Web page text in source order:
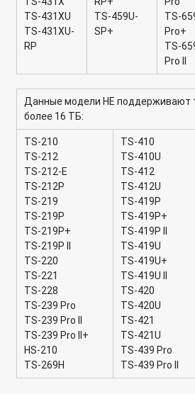
устройство?
Каким образом создать
гостевой ОС в Virtualization Station?
Station) в сетевых накопителях
Использование сетевого
Firewall
Как перенести физическую машину
для подключения к Virtualization
vCenter Converter?
Установка и настройка Container
накопителях QNAP
Сообщение "The file system is not
you go to run "Check File System" в
делать?
О чем сигнализируют звуковые
светодиодных индикаторов на
Что означают ошибки,
TS-431XU
TS-431XU-
RP
TS-459U-
SP+
TS-
Pro+
TS-
Pro II
Данные модели НЕ поддерживают
более 16 ТБ:
TS-210
TS-212
TS-212-E
TS-212P
TS-219
TS-219P
TS-219P+
TS-219P II
TS-220
TS-221
TS-228
TS-239 Pro
TS-239 Pro II
TS-239 Pro II+
HS-210
TS-269H
TS-410
TS-410U
TS-412
TS-412U
TS-419P
TS-419P+
TS-419P II
TS-419U
TS-419U+
TS-419U II
TS-420
TS-420U
TS-421
TS-421U
TS-439 Pro
TS-439 Pro II